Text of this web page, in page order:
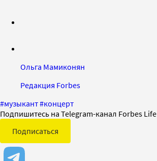
Ольга Мамиконян
Редакция Forbes
#музыкант#концерт
Подпишитесь на Telegram-канал Forbes Life
Подписаться